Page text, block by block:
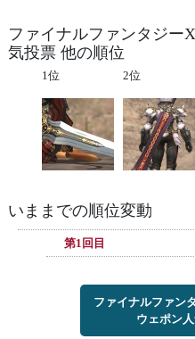
ファイナルファンタジー
気投票 他の順位
1位 2位
いままでの順位変動
第1回目
ファイナルファン
ウェポン